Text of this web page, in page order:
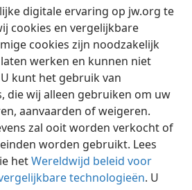
digitale ervaring op jw.org te
cookies en vergelijkbare
cookies zijn noodzakelijk
werken en kunnen niet
kunt het gebruik van
die wij alleen gebruiken om uw
aanvaarden of weigeren.
zal ooit worden verkocht of
worden gebruikt. Lees
hetWereldwijd beleid voor
technologieën. U
Instellingen
Bible and Tract Society of Pennsylvania
Privacybeleid
Privacyinstellingen
JW.ORG
Inloggen